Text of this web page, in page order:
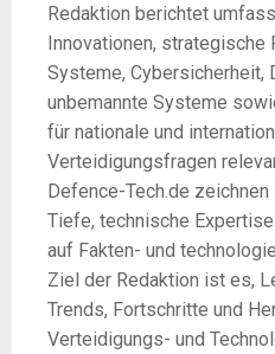
Redaktion berichtet
Innovationen, strategische
Systeme, Cybersicherheit,
unbemannte Systeme
für nationale und
Verteidigungsfragen
Defence-Tech.de
Tiefe, technische
auf Fakten- und
Ziel der Redaktion ist es,
Trends, Fortschritte und
Verteidigungs- und